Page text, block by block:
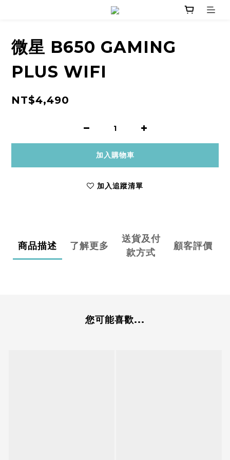
微星 B650 GAMING
PLUS WIFI
NT$4,490
加入購物車
加入追蹤清單
商品描述 了解更多
送貨及付
款方式
顧客評價
您可能喜歡...